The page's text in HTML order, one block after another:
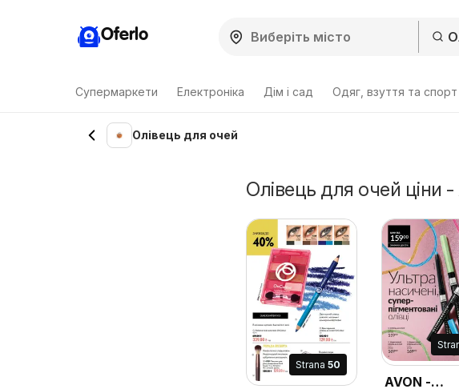
Oferlo
Супермаркети Електроніка Дім і сад Одяг, взуття та спорт
Олівець для очей
Олівець для очей ціни
Strana 50
AVON -